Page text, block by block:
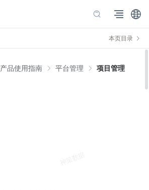
本页目录
产品使用指南 平台管理 项目管理